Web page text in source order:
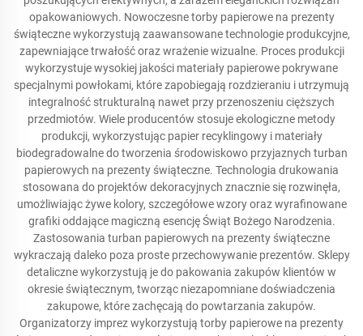
opakowaniowych. Nowoczesne torby papierowe na prezenty
świąteczne wykorzystują zaawansowane technologie produkcyjne,
zapewniające trwałość oraz wrażenie wizualne. Proces produkcji
wykorzystuje wysokiej jakości materiały papierowe pokrywane
specjalnymi powłokami, które zapobiegają rozdzieraniu i utrzymują
integralność strukturalną nawet przy przenoszeniu cięższych
przedmiotów. Wiele producentów stosuje ekologiczne metody
produkcji, wykorzystując papier recyklingowy i materiały
biodegradowalne do tworzenia środowiskowo przyjaznych turban
papierowych na prezenty świąteczne. Technologia drukowania
stosowana do projektów dekoracyjnych znacznie się rozwinęła,
umożliwiając żywe kolory, szczegółowe wzory oraz wyrafinowane
grafiki oddające magiczną esencję Świąt Bożego Narodzenia.
Zastosowania turban papierowych na prezenty świąteczne
wykraczają daleko poza proste przechowywanie prezentów. Sklepy
detaliczne wykorzystują je do pakowania zakupów klientów w
okresie świątecznym, tworząc niezapomniane doświadczenia
zakupowe, które zachęcają do powtarzania zakupów.
Organizatorzy imprez wykorzystują torby papierowe na prezenty